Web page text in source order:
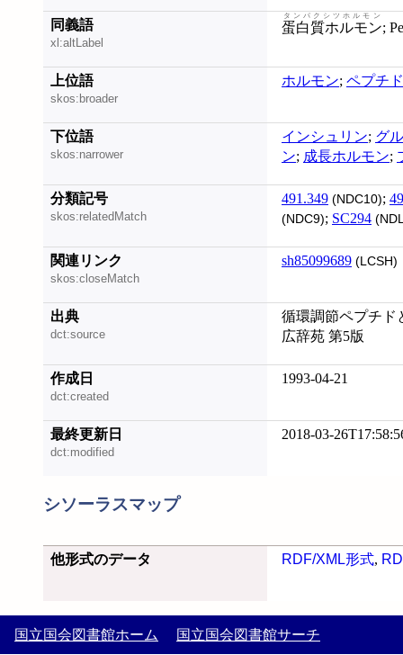
同義語
xl:altLabel
蛋白質ホルモン
タンパクシツホルモン
;
上位語
skos:broader
ホルモン; ペプチド
下位語
skos:narrower
インシュリン; グ
ン; 成長ホルモン;
分類記号
skos:relatedMatch
491.349 (NDC10);
(NDC9); SC294
関連リンク
skos:closeMatch
sh85099689 (LCSH)
出典
dct:source
循環調節ペプチド
広辞苑 第5版
作成日
dct:created
1993-04-21
最終更新日
dct:modified
2018-03-
シソーラスマップ
他形式のデータ RDF/XML形式,
国立国会図書館ホーム 国立国会図書館サーチ